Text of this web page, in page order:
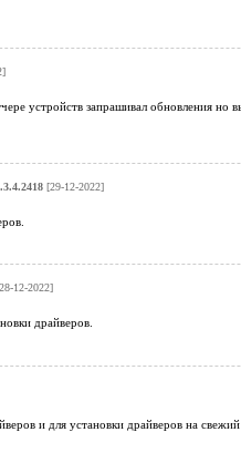
устройств запрашивал обновления
[29-12-2022]
12-2022]
драйверов.
и для установки драйверов на